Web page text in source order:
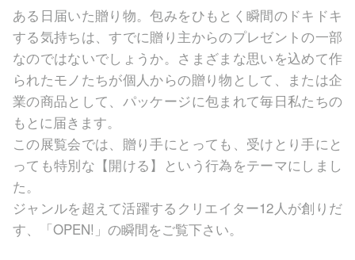
ある日届いた贈り物。包みをひもとく瞬間のドキドキ
する気持ちは、すでに贈り主からのプレゼントの一部
なのではないでしょうか。さまざまな思いを込めて作
られたモノたちが個人からの贈り物として、または企
業の商品として、パッケージに包まれて毎日私たちの
もとに届きます。
この展覧会では、贈り手にとっても、受けとり手にと
っても特別な【開ける】という行為をテーマにしまし
た。
ジャンルを超えて活躍するクリエイター12人が創りだ
す、「OPEN!」の瞬間をご覧下さい。